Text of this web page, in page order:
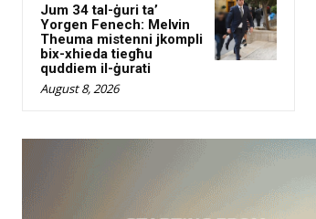
Jum 34 tal-ġuri ta’
Yorgen Fenech: Melvin
Theuma mistenni jkompli
bix-xhieda tiegħu
quddiem il-ġurati
August 8, 2026